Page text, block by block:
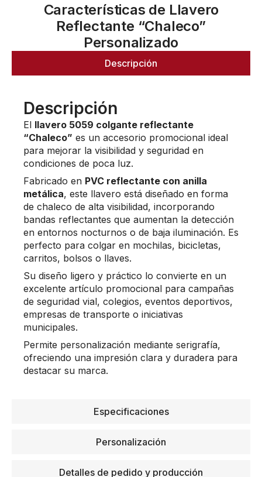
Características de Llavero
Reflectante “Chaleco”
Personalizado
Descripción
Especificaciones
Personalización
Detalles de pedido y producción
Descripción
El llavero 5059 colgante reflectante
“Chaleco” es un accesorio promocional ideal
para mejorar la visibilidad y seguridad en
condiciones de poca luz.
Fabricado en PVC reflectante con anilla
metálica, este llavero está diseñado en forma
de chaleco de alta visibilidad, incorporando
bandas reflectantes que aumentan la detección
en entornos nocturnos o de baja iluminación. Es
perfecto para colgar en mochilas, bicicletas,
carritos, bolsos o llaves.
Su diseño ligero y práctico lo convierte en un
excelente artículo promocional para campañas
de seguridad vial, colegios, eventos deportivos,
empresas de transporte o iniciativas
municipales.
Permite personalización mediante serigrafía,
ofreciendo una impresión clara y duradera para
destacar su marca.